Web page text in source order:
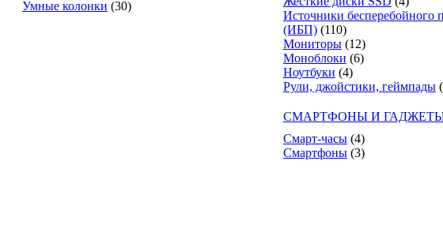
Умные колонки (30)
Источники бесперебойного
(ИБП) (110)
Мониторы (12)
Моноблоки (6)
Ноутбуки (4)
Рули, джойстики, геймпады
СМАРТФОНЫ И
Смарт-часы (4)
Смартфоны (3)